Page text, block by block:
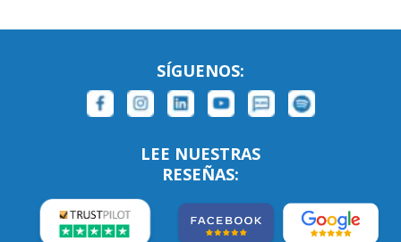
SÍGUENOS:
LEE NUESTRAS
RESEÑAS: